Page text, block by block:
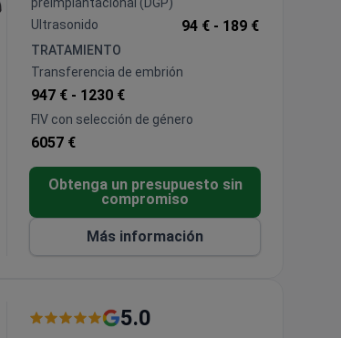
Ultrasonido 94 € - 189 €
TRATAMIENTO
Transferencia de embrión
947 € - 1230 €
FIV con selección de género
6057 €
Obtenga un presupuesto sin
compromiso
Más información
5.0